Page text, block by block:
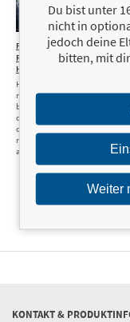
24,99 €
Financial
Revolution on the
Horizon
How digital
networking,
blockchain and
connectivity are
creating billions of
new customers and
a fresh …
KONTAKT &
Du bist unter
nicht in
jedoch deine
bitten, mit
Weiter